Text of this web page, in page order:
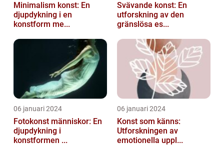
Minimalism konst: En
djupdykning i en
konstform me...
Svävande konst: En
utforskning av den
gränslösa es...
06 januari 2024
Fotokonst människor: En
djupdykning i
konstformen ...
06 januari 2024
Konst som känns:
Utforskningen av
emotionella uppl...